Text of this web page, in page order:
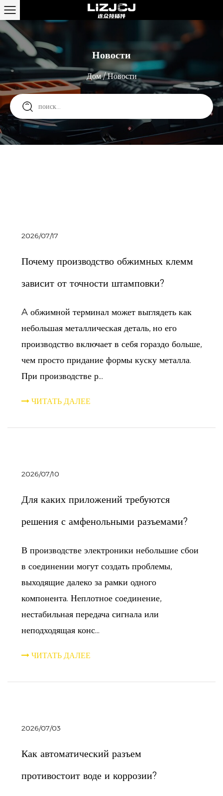
Новости
Дом/Новости
2026/07/17
Почему производство обжимных клемм
зависит от точности штамповки?
A обжимной терминал может выглядеть как
небольшая металлическая деталь, но его
производство включает в себя гораздо больше,
чем просто придание формы куску металла.
При производстве р...
ЧИТАТЬ ДАЛЕЕ
2026/07/10
Для каких приложений требуются
решения с амфенольными разъемами?
В производстве электроники небольшие сбои
в соединении могут создать проблемы,
выходящие далеко за рамки одного
компонента. Неплотное соединение,
нестабильная передача сигнала или
неподходящая конс...
ЧИТАТЬ ДАЛЕЕ
2026/07/03
Как автоматический разъем
противостоит воде и коррозии?